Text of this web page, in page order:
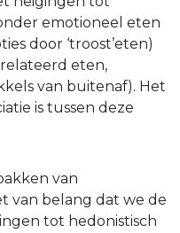
emotioneel eten
door ‘troost’eten)
eten,
van buitenaf). Het
is tussen deze
van
van belang dat we de
tot hedonistisch